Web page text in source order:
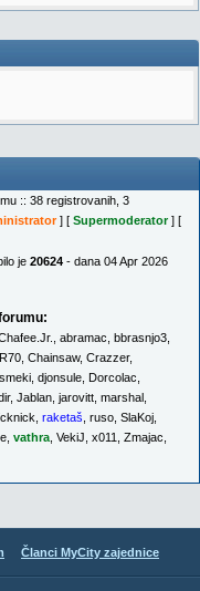
:: 38 registrovanih, 3
] [ Supermoderator] [
je 20624 - dana 04 Apr 2026
abramac bbrasnjo3
Chainsaw, Crazzer,
djonsule Dorcolac
, Jablan jarovitt marshal
raketaš ruso SlaKoj
vathra VekiJ x011 Zmajac
Članci MyCity zajednice